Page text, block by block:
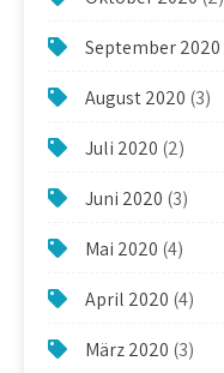
September 2020
August 2020 (3)
Juli 2020 (2)
Juni 2020 (3)
Mai 2020 (4)
April 2020 (4)
März 2020 (3)